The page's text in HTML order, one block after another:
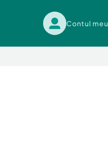
Contul meu